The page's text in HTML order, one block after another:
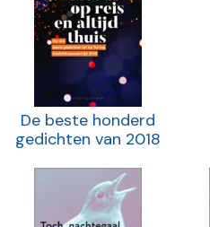
De beste honderd
gedichten van 2018